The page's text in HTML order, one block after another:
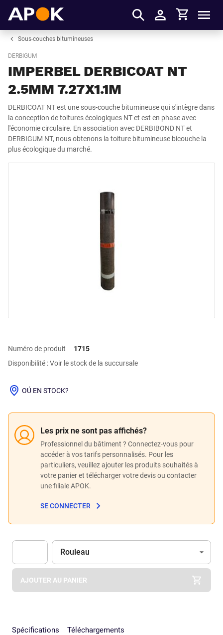
S'identifier
Panier
Sous-couches bitumineuses
DERBIGUM
IMPERBEL DERBICOAT NT
2.5MM 7.27X1.1M
DERBICOAT NT est une sous-couche bitumineuse qui s'intègre dans
la conception de toitures écologiques NT et est en phase avec
l'économie circulaire. En association avec DERBIBOND NT et
DERBIGUM NT, nous obtenons la toiture bitumineuse bicouche la
plus écologique du marché.
Numéro de produit
1715
Disponibilité : Voir le stock de la succursale
Les prix ne sont pas affichés?
Professionnel du bâtiment ? Connectez-vous pour
accéder à vos tarifs personnalisés. Pour les
particuliers, veuillez ajouter les produits souhaités à
votre panier et télécharger votre devis ou contacter
une filiale APOK.
SE CONNECTER
OÚ EN STOCK?
Apok.Product.Detail.AddToCart.Quantity (Optionnel)
Unité
Rouleau
AJOUTER AU PANIER
Spécifications Téléchargements